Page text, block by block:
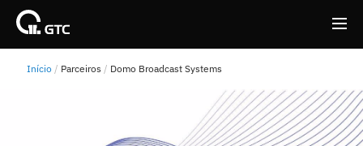
Início Parceiros Domo Broadcast Systems